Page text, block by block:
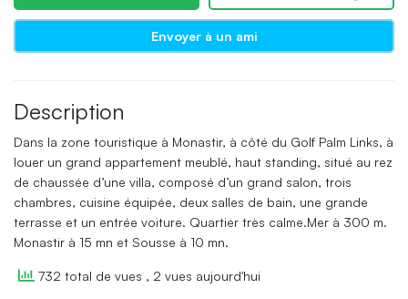
Envoyer à un ami
Description
Dans la zone touristique à Monastir, à côté du Golf Palm Links, à
louer un grand appartement meublé, haut standing, situé au rez
de chaussée d’une villa, composé d’un grand salon, trois
chambres, cuisine équipée, deux salles de bain, une grande
terrasse et un entrée voiture. Quartier très calme.Mer à 300 m.
Monastir à 15 mn et Sousse à 10 mn.
732 total de vues , 2 vues aujourd'hui